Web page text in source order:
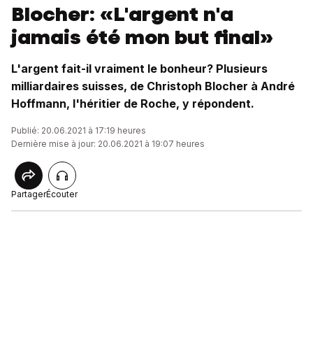
Blocher: «L'argent n'a
jamais été mon but final»
L'argent fait-il vraiment le bonheur? Plusieurs
milliardaires suisses, de Christoph Blocher à André
Hoffmann, l'héritier de Roche, y répondent.
Publié: 20.06.2021 à 17:19 heures
Dernière mise à jour: 20.06.2021 à 19:07 heures
PartagerÉcouter